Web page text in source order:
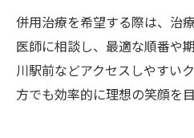
併用治療を希望する際は、治
医師に相談し、最適な順番や
川駅前などアクセスしやすい
方でも効率的に理想の笑顔を目